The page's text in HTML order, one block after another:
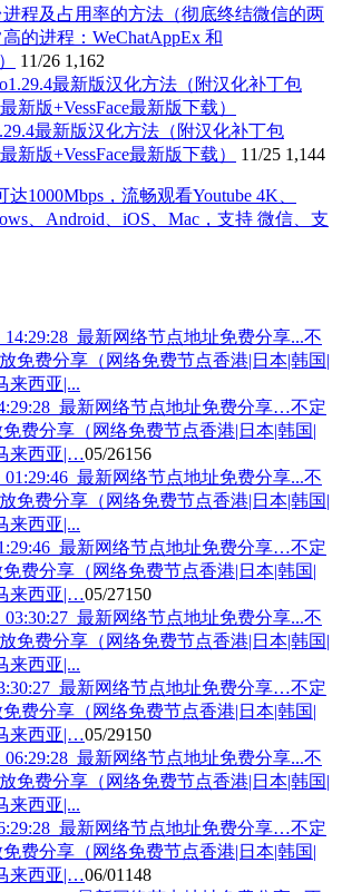
程及占用率的方法（彻底终结微信的两
的进程：WeChatAppEx 和
11/26 1,162
最新版汉化方法（附汉化补丁包
新版+VessFace最新版下载）
11/25 1,144
最新网络节点地址免费分享…不定
费分享（网络免费节点香港|日本|韩国|
来西亚|…05/26156
最新网络节点地址免费分享…不定
费分享（网络免费节点香港|日本|韩国|
来西亚|…05/27150
最新网络节点地址免费分享…不定
费分享（网络免费节点香港|日本|韩国|
来西亚|…05/29150
最新网络节点地址免费分享…不定
费分享（网络免费节点香港|日本|韩国|
来西亚|…06/01 148